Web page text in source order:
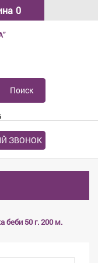
0
ЗВОНОК
беби 50 г. 200 м.